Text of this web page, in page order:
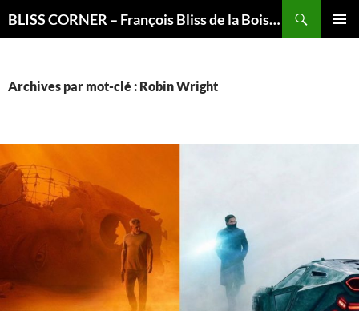
BLISS CORNER – François Bliss de la Boissière is here
Archives par mot-clé : Robin Wright